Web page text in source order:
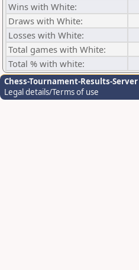
Wins with White:
Draws with White:
Losses with White:
Total games with White:
Total % with white:
Chess-Tournament-Results-Server
Legal details/Terms of use